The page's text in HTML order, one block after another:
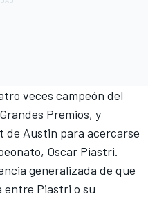
veces campeón del
Premios, y
de Austin para acercarse
Oscar Piastri.
generalizada de que
entre Piastri o su